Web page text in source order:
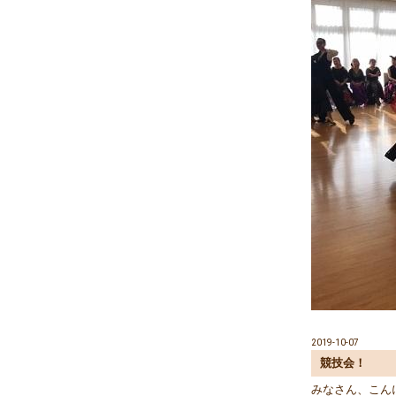
2019-10-07
競技会！
みなさん、こん